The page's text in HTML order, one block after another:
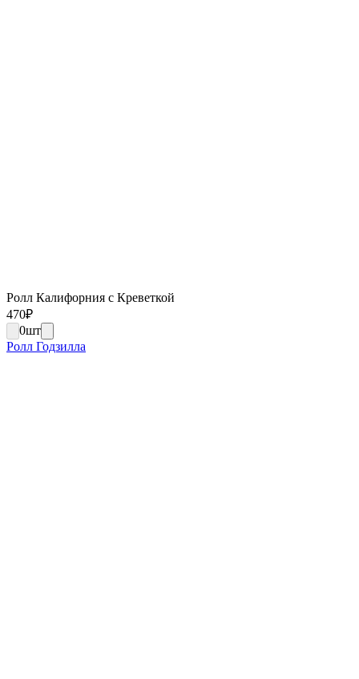
Ролл Калифорния с Креветкой
470₽
0шт
Ролл Годзилла